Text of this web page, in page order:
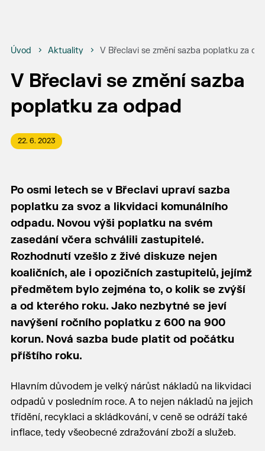
Úvod Aktuality V Břeclavi se změní sazba poplatku za
V Břeclavi se změní sazba
poplatku za odpad
22. 6. 2023
Po osmi letech se v Břeclavi upraví sazba
poplatku za svoz a likvidaci komunálního
odpadu. Novou výši poplatku na svém
zasedání včera schválili zastupitelé.
Rozhodnutí vzešlo z živé diskuze nejen
koaličních, ale i opozičních zastupitelů, jejímž
předmětem bylo zejména to, o kolik se zvýší
a od kterého roku. Jako nezbytné se jeví
navýšení ročního poplatku z 600 na 900
korun. Nová sazba bude platit od počátku
příštího roku.
Hlavním důvodem je velký nárůst nákladů na likvidaci
odpadů v posledním roce. A to nejen nákladů na jejich
třídění, recyklaci a skládkování, v ceně se odráží také
inflace, tedy všeobecné zdražování zboží a služeb.